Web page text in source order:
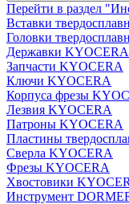
Перейти в раздел
Вставки
Головки
Державки KYOCERA
Запчасти KYOCERA
Ключи KYOCERA
Корпуса фрезы
Лезвия KYOCERA
Патроны KYOCERA
Пластины
Сверла KYOCERA
Фрезы KYOCERA
Хвостовики
Инструмент